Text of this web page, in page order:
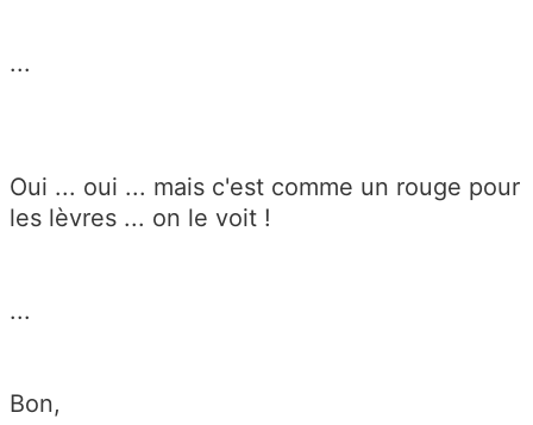
...
Oui ... oui ... mais c'est comme un rouge pour
les lèvres ... on le voit !
...
Bon,